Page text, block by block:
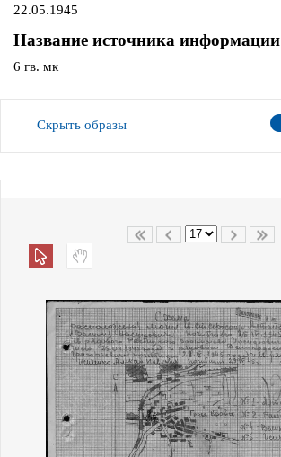
22.05.1945
Название источника информации
6 гв. мк
Скрыть образы